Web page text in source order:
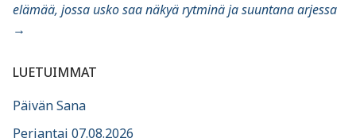
elämää, jossa usko saa näkyä rytminä ja suuntana arjessa
→
LUETUIMMAT
Päivän Sana
Perjantai 07.08.2026